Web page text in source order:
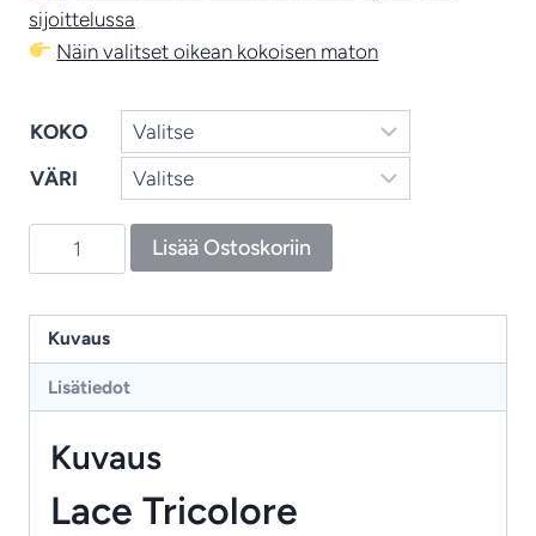
sijoittelussa
Näin valitset oikean kokoisen maton
KOKO
VÄRI
Tricolore
tyylikäs
ja
ekologinen
määrä
Lisää Ostoskoriin
Kuvaus
Lisätiedot
Kuvaus
Lace Tricolore